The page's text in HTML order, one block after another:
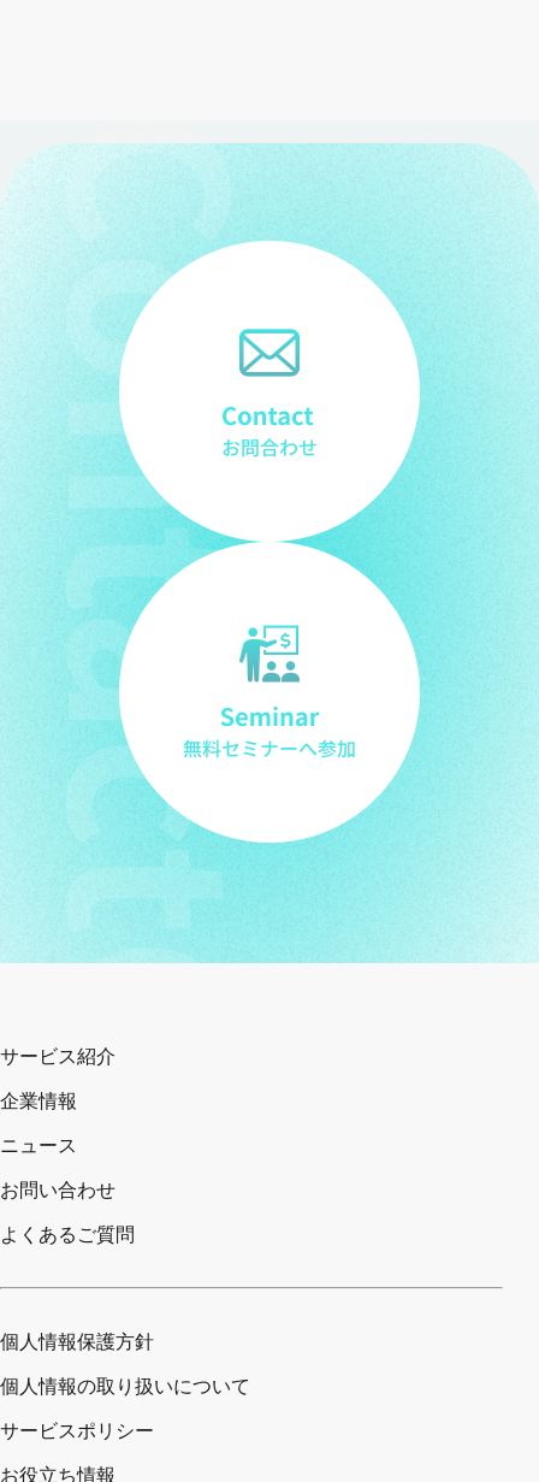
カーボンクレジットに関する資料
海外事業資料
お役立ち資料
サービス紹介
企業情報
ニュース
お問い合わせ
よくあるご質問
個人情報保護方針
個人情報の取り扱いについて
サービスポリシー
お役立ち情報